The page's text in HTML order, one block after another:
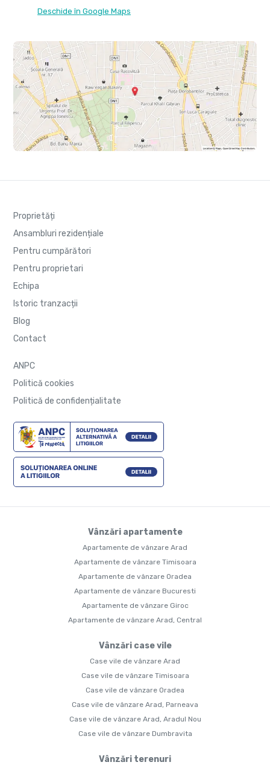
Deschide în Google Maps
Proprietăți
Ansambluri rezidențiale
Pentru cumpărători
Pentru proprietari
Echipa
Istoric tranzacții
Blog
Contact
ANPC
Politică cookies
Politică de confidențialitate
Vânzări apartamente
Apartamente de vânzare Arad
Apartamente de vânzare Timisoara
Apartamente de vânzare Oradea
Apartamente de vânzare Bucuresti
Apartamente de vânzare Giroc
Apartamente de vânzare Arad, Central
Vânzări case vile
Case vile de vânzare Arad
Case vile de vânzare Timisoara
Case vile de vânzare Oradea
Case vile de vânzare Arad, Parneava
Case vile de vânzare Arad, Aradul Nou
Case vile de vânzare Dumbravita
Vânzări terenuri